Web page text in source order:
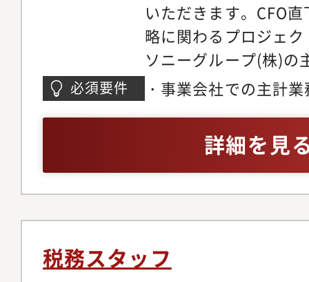
いただきます。CFO
略に関わるプロジェ
ソニーグループ(株)の
務）・原価管理（会
理・新規ビジネス・
務対応・予算・実績
理方針・規定の検討
券報告書作成および
告および税務調査対
計・税務対応および
向けた横断施策の推
必須要件
・事業会社での主計
告業務の経験を3年
詳細を見
税務スタッフ